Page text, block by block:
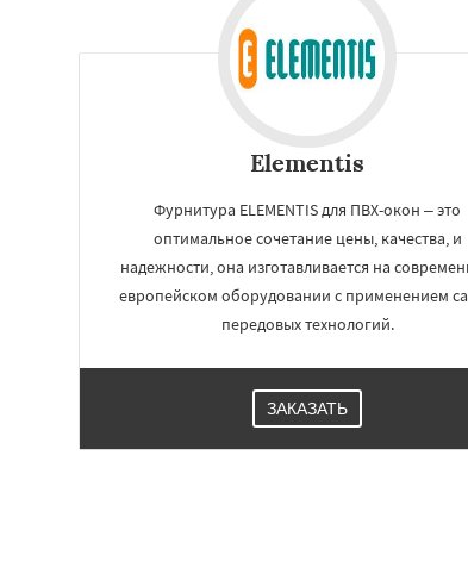
Elementis
Фурнитура ELEMENTIS для ПВХ-окон – это
оптимальное сочетание цены, качества, и
надежности, она изготавливается на
европейском оборудовании с применением
передовых технологий.
ЗАКАЗАТЬ